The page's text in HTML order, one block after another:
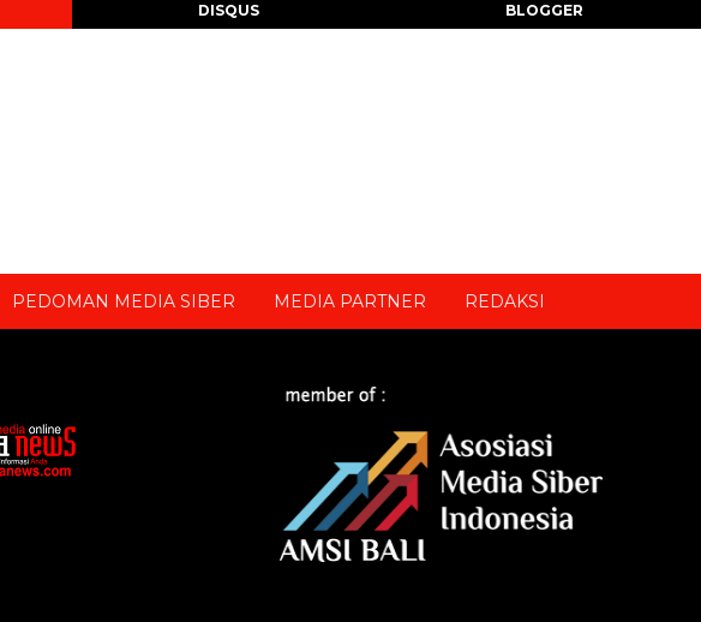
DISQUS BLOGGER
PEDOMAN MEDIA SIBER MEDIA PARTNER REDAKSI